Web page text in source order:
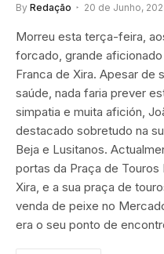
By Redação 20 de Junho,
Morreu esta terça-feira,
forcado, grande
Franca de Xira. Apesar de
saúde, nada faria prever
simpatia e muita afición,
destacado sobretudo na
Beja e Lusitanos.
portas da Praça de Touros
Xira, e a sua praça de
venda de peixe no
era o seu ponto de